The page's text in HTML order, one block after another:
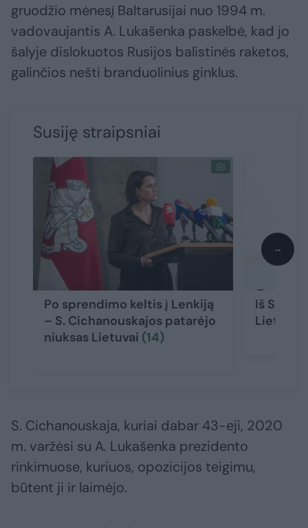
gruodžio mėnesį Baltarusijai nuo 1994 m.
vadovaujantis A. Lukašenka paskelbė, kad jo
šalyje dislokuotos Rusijos balistinės raketos,
galinčios nešti branduolinius ginklus.
Susiję straipsniai
Po sprendimo keltis į Lenkiją
– S. Cichanouskajos patarėjo
niuksas Lietuvai (14)
Iš S.
Lietuvai
→
S. Cichanouskaja, kuriai dabar 43-eji, 2020
m. varžėsi su A. Lukašenka prezidento
rinkimuose, kuriuos, opozicijos teigimu,
būtent ji ir laimėjo.